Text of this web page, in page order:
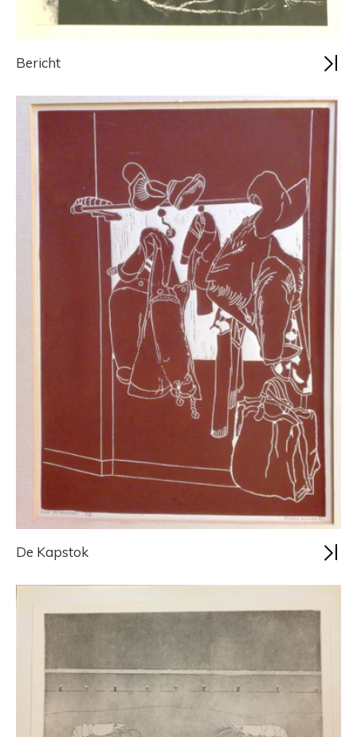
Bericht
De Kapstok